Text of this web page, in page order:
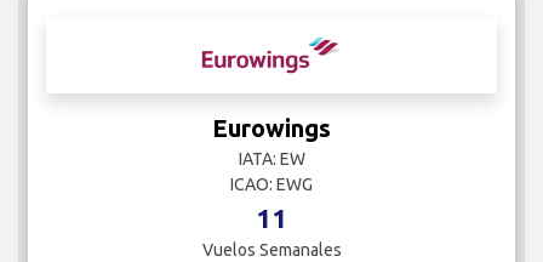
Eurowings
IATA: EW
ICAO: EWG
11
Vuelos Semanales